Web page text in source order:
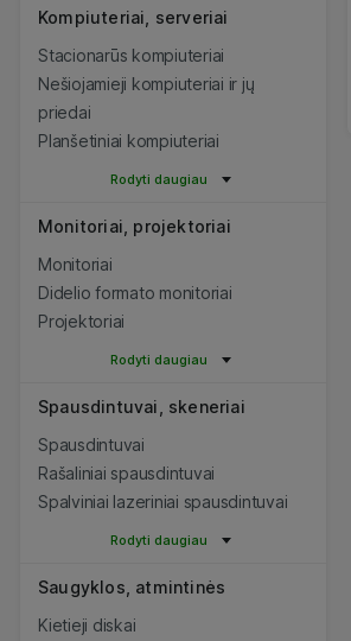
Kompiuteriai, serveriai
Stacionarūs kompiuteriai
Nešiojamieji kompiuteriai ir jų
priedai
Planšetiniai kompiuteriai
Rodyti daugiau
Monitoriai, projektoriai
Monitoriai
Didelio formato monitoriai
Projektoriai
Rodyti daugiau
Spausdintuvai, skeneriai
Spausdintuvai
Rašaliniai spausdintuvai
Spalviniai lazeriniai spausdintuvai
Rodyti daugiau
Saugyklos, atmintinės
Kietieji diskai